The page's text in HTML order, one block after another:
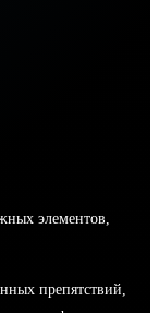
элементов,
препятствий,